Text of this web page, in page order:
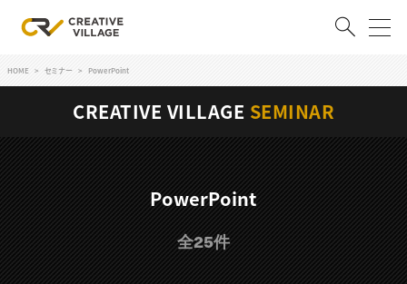
ログイン 会員登録
RECRUIT
クリエイター求人を探す
CREATIVE JOB求人検索
特集求人
HOME セミナー PowerPoint
CREATIVE VILLAGE SEMINAR
PowerPoint
全25件